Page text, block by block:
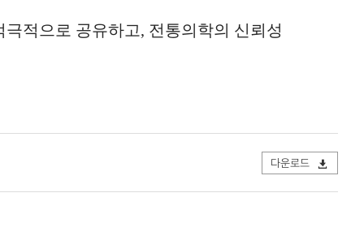
적으로 공유하고, 전통의학의 신뢰성
다운로드